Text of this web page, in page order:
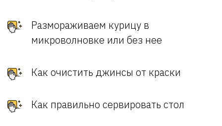
Размораживаем курицу в
микроволновке или без нее
Как очистить джинсы от краски
Как правильно сервировать стол